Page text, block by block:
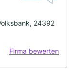
24392
Firma bewerten